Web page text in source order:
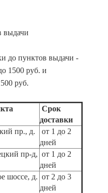
выдачи
до пунктов выдачи -
1500 руб. и
руб.
Срок
доставки
пр., д.
от 1 до 2
дней
пр-д, от 1 до 2
дней
шоссе, д. от 2 до 3
дней